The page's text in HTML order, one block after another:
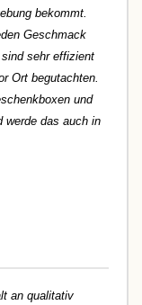
bekommt.
Geschmack
sehr effizient
Ort begutachten.
und
werde das auch in
an qualitativ